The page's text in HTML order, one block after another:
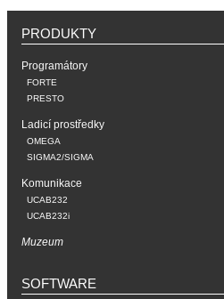
PRODUKTY
Programátory
FORTE
PRESTO
Ladicí prostředky
OMEGA
SIGMA2/SIGMA
Komunikace
UCAB232
UCAB232i
Muzeum
SOFTWARE